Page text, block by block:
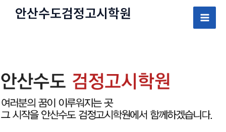
너
뛰
기
안산수도검정고시학원
Main